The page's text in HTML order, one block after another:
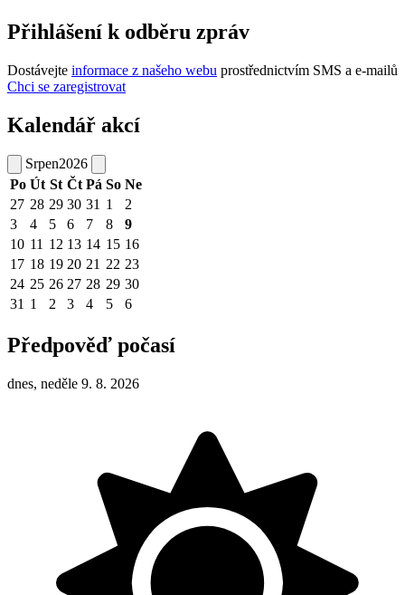
Přihlášení k odběru zpráv
Dostávejte informace z našeho webu prostřednictvím SMS a e-mailů
Chci se zaregistrovat
Kalendář akcí
Srpen2026
Po Út St Čt Pá So Ne
27 28 29 30 31 1
2
3
4 5 6 7 8
9
10 11 12 13 14 15 16
17 18 19 20 21 22 23
24 25 26 27 28 29 30
31 1 2 3 4 5 6
Předpověď počasí
dnes, neděle 9. 8. 2026